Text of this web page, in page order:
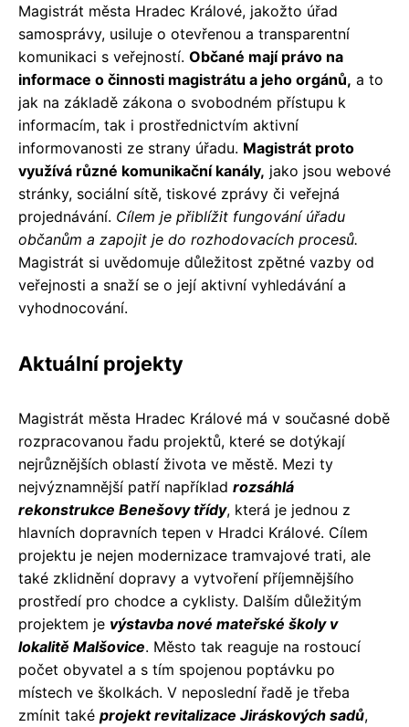
Magistrát města Hradec Králové, jakožto úřad
samosprávy, usiluje o otevřenou a transparentní
komunikaci s veřejností. Občané mají právo na
informace o činnosti magistrátu a jeho orgánů, a to
jak na základě zákona o svobodném přístupu k
informacím, tak i prostřednictvím aktivní
informovanosti ze strany úřadu. Magistrát proto
využívá různé komunikační kanály, jako jsou webové
stránky, sociální sítě, tiskové zprávy či veřejná
projednávání. Cílem je přiblížit fungování úřadu
občanům a zapojit je do rozhodovacích procesů.
Magistrát si uvědomuje důležitost zpětné vazby od
veřejnosti a snaží se o její aktivní vyhledávání a
vyhodnocování.
Aktuální projekty
Magistrát města Hradec Králové má v současné době
rozpracovanou řadu projektů, které se dotýkají
nejrůznějších oblastí života ve městě. Mezi ty
nejvýznamnější patří například rozsáhlá
rekonstrukce Benešovy třídy, která je jednou z
hlavních dopravních tepen v Hradci Králové. Cílem
projektu je nejen modernizace tramvajové trati, ale
také zklidnění dopravy a vytvoření příjemnějšího
prostředí pro chodce a cyklisty. Dalším důležitým
projektem je výstavba nové mateřské školy v
lokalitě Malšovice. Město tak reaguje na rostoucí
počet obyvatel a s tím spojenou poptávku po
místech ve školkách. V neposlední řadě je třeba
zmínit také projekt revitalizace Jiráskových sadů,